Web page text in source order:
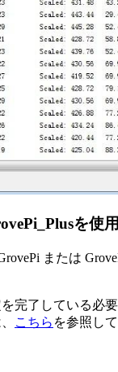
を使
または
完了している必
こちら を参照し